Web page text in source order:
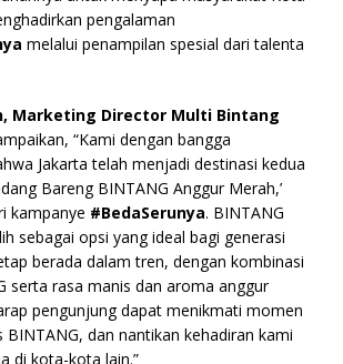
pengalaman
melalui penampilan spesial dari talenta
Marketing Director Multi Bintang
“Kami dengan bangga
Jakarta telah menjadi destinasi kedua
Bareng BINTANG Anggur Merah,’
kampanye #BedaSerunya. BINTANG
sebagai opsi yang ideal bagi generasi
berada dalam tren, dengan kombinasi
serta rasa manis dan aroma anggur
pengunjung dapat menikmati momen
BINTANG, dan nantikan kehadiran kami
di kota-kota lain.”